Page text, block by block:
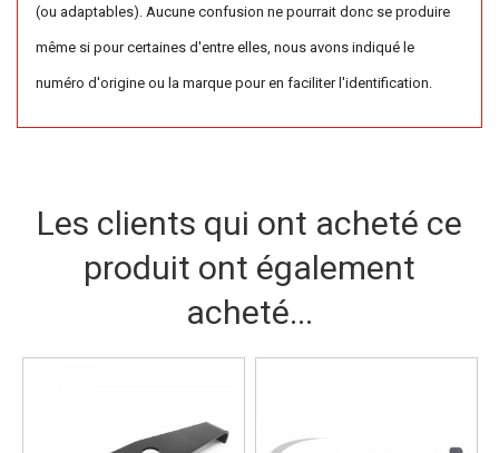
(ou adaptables). Aucune confusion ne pourrait donc se produire
même si pour certaines d'entre elles, nous avons indiqué le
numéro d'origine ou la marque pour en faciliter l'identification.
Les clients qui ont acheté ce
produit ont également
acheté...